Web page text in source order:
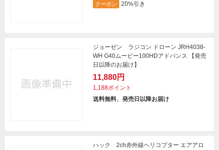
クーポン 20%引き
ジョーゼン ラジコン ドローン JRH4038-
WH G40ムービー100HDアドバンス 【発売
日以降のお届け】
11,880円
1,188ポイント
送料無料、発売日以降お届け
ハック 2ch赤外線ヘリコプター エアアロ